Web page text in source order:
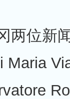
两位新
Maria